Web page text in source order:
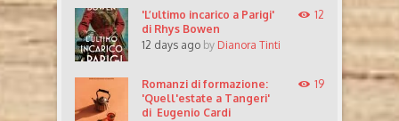
'L’ultimo incarico a Parigi'
di Rhys Bowen
12 days ago by Dianora Tinti
12
Romanzi di formazione:
'Quell'estate a Tangeri'
di Eugenio Cardi
19